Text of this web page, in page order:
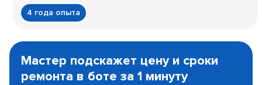
4 года опыта
1
Мастер подскажет цену и сроки
ремонта в боте за 1 минуту